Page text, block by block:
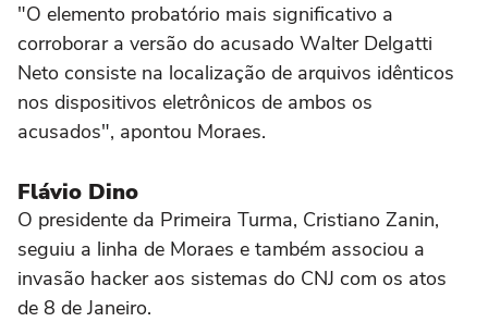
"O elemento probatório mais significativo a
corroborar a versão do acusado Walter Delgatti
Neto consiste na localização de arquivos idênticos
nos dispositivos eletrônicos de ambos os
acusados", apontou Moraes.
Flávio Dino
O presidente da Primeira Turma, Cristiano Zanin,
seguiu a linha de Moraes e também associou a
invasão hacker aos sistemas do CNJ com os atos
de 8 de Janeiro.